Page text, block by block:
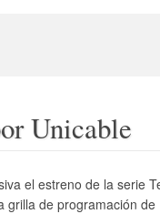
Unicable
el estreno de la serie
grilla de programación